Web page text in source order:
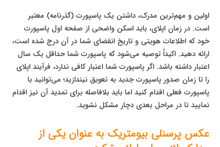
اولین و مهم‌ترین مدرک، داشتن یک پاسپورت (گذرنامه) معتبر
است. در زمان اپلای، باید اسکن واضحی از صفحه اول پاسپورت
خود که اطلاعات هویتی و تاریخ انقضای شما در آن درج شده است،
ارائه دهید. اکیداً توصیه می‌شود که پاسپورت شما حداقل یک سال
اعتبار داشته باشد. اگر پاسپورت شما اعتبار کافی ندارد، فرآیند اپلای
را تا زمان صدور پاسپورت جدید به تعویق نیندازید؛ می‌توانید با
پاسپورت فعلی اقدام کنید اما باید بلافاصله برای تمدید آن نیز اقدام
نمایید تا در مراحل بعدی دچار مشکل نشوید.
عکس پرسنلی بیومتریک به عنوان یکی از